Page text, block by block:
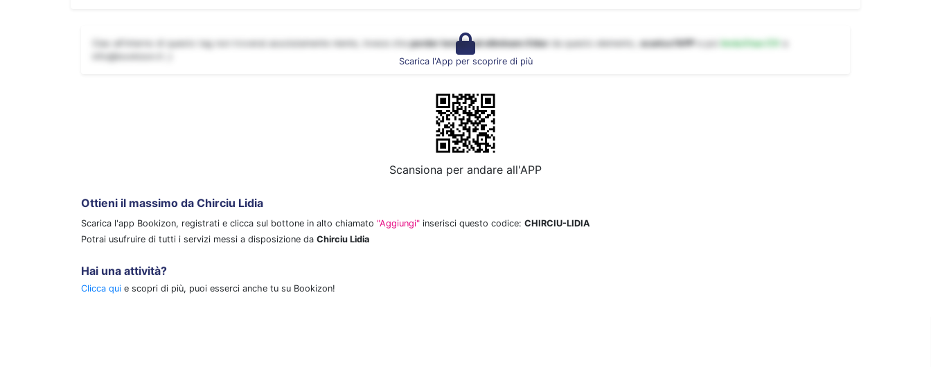
Scarica l'App per scoprire di più
Ciao all'interno di questo tag non troverai assolutamente niente, invece cheperder tempo ad eliminare il blur da questo elemento, scarica l'APP invia il tuo CV
Scansiona per andare all'APP
Ottieni il massimo da Chirciu Lidia
Scarica l'app Bookizon, registrati e clicca sul bottone in alto chiamato "Aggiungi" inserisci questo codice: CHIRCIU-LIDIA
Potrai usufruire di tutti i servizi messi a disposizione da Chirciu Lidia
Hai una attività?
Clicca qui e scopri di più, puoi esserci anche tu su Bookizon!